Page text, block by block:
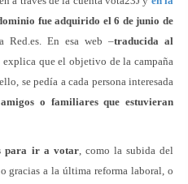
fue adquirido el 6 de junio de
Red.es. En esa web –traducida al
explica que el objetivo de la campaña
se pedía a cada persona interesada
o familiares que estuvieran
para ir a votar, como la subida del
gracias a la última reforma laboral, o